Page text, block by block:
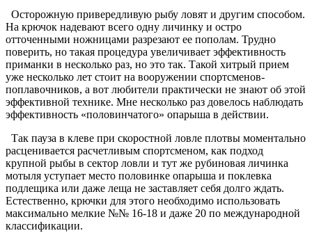
Осторожную привередливую рыбу ловят и другим способом.
На крючок надевают всего одну личинку и остро
отточенными ножницами разрезают ее пополам. Трудно
поверить, но такая процедура увеличивает эффективность
приманки в несколько раз, но это так. Такой хитрый прием
уже несколько лет стоит на вооружении спортсменов-
поплавочников, а вот любители практически не знают об этой
эффективной технике. Мне несколько раз довелось наблюдать
эффективность «половинчатого» опарыша в действии.
Так пауза в клеве при скоростной ловле плотвы моментально
расценивается расчетливым спортсменом, как подход
крупной рыбы в сектор ловли и тут же рубиновая личинка
мотыля уступает место половинке опарыша и поклевка
подлещика или даже леща не заставляет себя долго ждать.
Естественно, крючки для этого необходимо использовать
максимально мелкие №№ 16-18 и даже 20 по международной
классификации.